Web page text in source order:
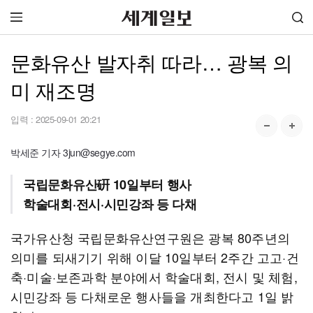
문화유산 발자취 따라… 광복 의
미 재조명
입력 : 2025-09-01 20:21
박세준 기자 3jun@segye.com
국립문화유산硏 10일부터 행사
학술대회·전시·시민강좌 등 다채
국가유산청 국립문화유산연구원은 광복 80주년의
의미를 되새기기 위해 이달 10일부터 2주간 고고·건
축·미술·보존과학 분야에서 학술대회, 전시 및 체험,
시민강좌 등 다채로운 행사들을 개최한다고 1일 밝